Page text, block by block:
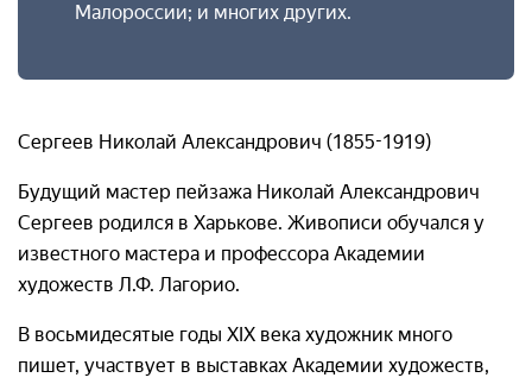
Малороссии; и многих других.
Сергеев Николай Александрович (1855-1919)
Будущий мастер пейзажа Николай Александрович
Сергеев родился в Харькове. Живописи обучался у
известного мастера и профессора Академии
художеств Л.Ф. Лагорио.
В восьмидесятые годы XIX века художник много
пишет, участвует в выставках Академии художеств,